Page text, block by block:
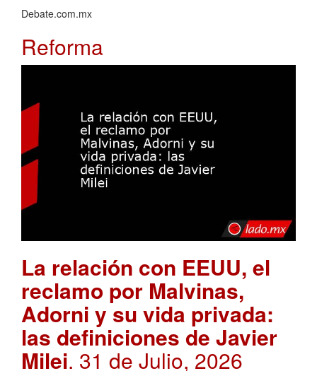
Debate.com.mx
Reforma
La relación con EEUU, el
reclamo por Malvinas,
Adorni y su vida privada:
las definiciones de Javier
Milei. 31 de Julio, 2026